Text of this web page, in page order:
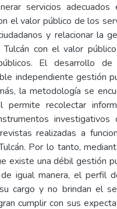
servicios adecuados
el valor público de los
y relacionar la
con el valor
El desarrollo
independiente gestión
la metodología se
recolectar
investigativos
realizadas a
Por lo tanto,
existe una débil gestión
igual manera, el perfil
cargo y no brindan el
cumplir con sus